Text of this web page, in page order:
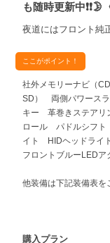
も随時更新中❗❗🌛
夜道にはフロント純
ここがポイント！
社外メモリーナビ（
SD） 両側パワース
キー 革巻きステアリ
ロール パドルシフ
イト HIDヘッドライ
フロントブルーLED
他装備は下記装備表
購入プラン